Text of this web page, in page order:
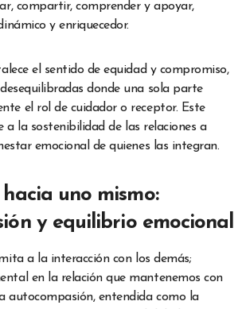
compartir, comprender y apoyar,
y enriquecedor.
el sentido de equidad y compromiso,
donde una sola parte
el rol de cuidador o receptor. Este
a la sostenibilidad de las relaciones a
emocional de quienes las integran.
uno mismo:
y equilibrio emocional
a la interacción con los demás;
en la relación que mantenemos con
autocompasión, entendida como la